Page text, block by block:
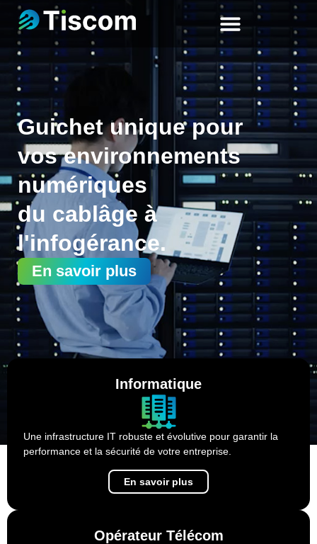
Guichet unique pour
vos environnements
numériques
du cablâge à
l'infogérance.
En savoir plus
Informatique
Une infrastructure IT robuste et évolutive pour garantir la
performance et la sécurité de votre entreprise.
En savoir plus
Opérateur Télécom